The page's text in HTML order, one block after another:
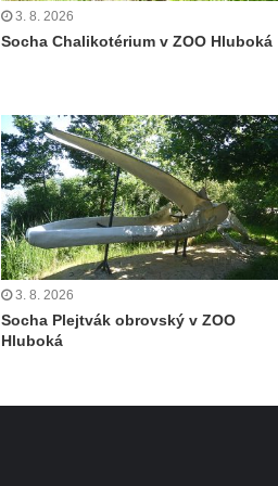
3. 8. 2026
Socha Chalikotérium v ZOO Hluboká
3. 8. 2026
Socha Plejtvák obrovský v ZOO
Hluboká